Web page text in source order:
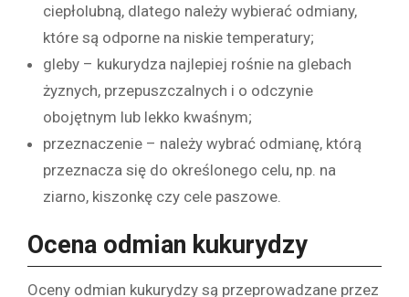
ciepłolubną, dlatego należy wybierać odmiany,
które są odporne na niskie temperatury;
gleby – kukurydza najlepiej rośnie na glebach
żyznych, przepuszczalnych i o odczynie
obojętnym lub lekko kwaśnym;
przeznaczenie – należy wybrać odmianę, którą
przeznacza się do określonego celu, np. na
ziarno, kiszonkę czy cele paszowe.
Ocena odmian kukurydzy
Oceny odmian kukurydzy są przeprowadzane przez